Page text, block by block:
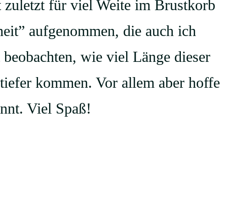
für viel Weite im Brustkorb
aufgenommen, die auch ich
wie viel Länge dieser
kommen. Vor allem aber hoffe
Viel Spaß!